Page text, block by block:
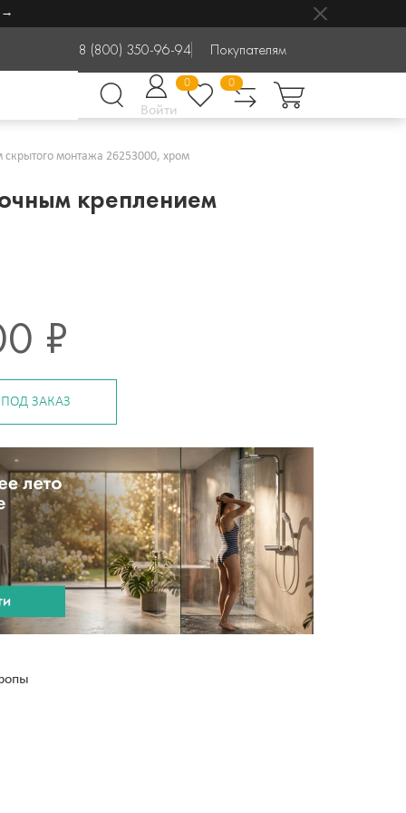
8 (800) 350-96-94 Покупателям
Войти
0 0
монтажа 26253000, хром
креплением
₽
ЗАКАЗ